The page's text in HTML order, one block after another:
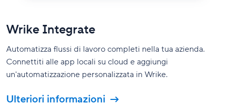
Wrike Integrate
Automatizza flussi di lavoro completi nella tua azienda.
Connettiti alle app locali su cloud e aggiungi
un'automatizzazione personalizzata in Wrike.
Ulteriori informazioni